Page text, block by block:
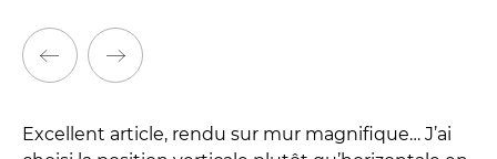
Excellent article, rendu sur mur magnifique… J’ai